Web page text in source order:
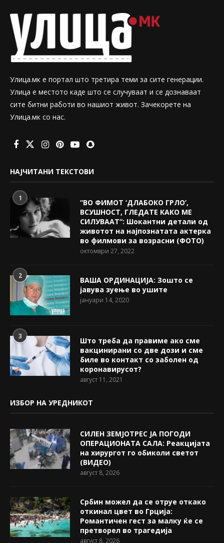
Улица.мк е портал што третира теми за сите генерации.
Улица е местото каде што се случуваат и се дознаваат
сите битни работи во нашиот живот. Зачекорете на
Улица.мк со нас.
НАЈЧИТАНИ ТЕКСТОВИ
1
“ВО ФИМОТ ‘ДЛАБОКО ГРЛО’,
ВСУШНОСТ, ГЛЕДАТЕ КАКО МЕ
СИЛУВААТ“: Шокантни детали од
животот на најпознатата актерка
во филмови за возрасни (ФОТО)
октомври 27, 2022
2
ВАША ОРДИНАЦИЈА: Зошто се
јавува зуење во ушите
јануари 14, 2020
3
Што треба да правиме ако сме
вакцинирани со две дози и сме
биле во контакт со заболен од
коронавирусот?
август 11, 2021
ИЗБОР НА УРЕДНИКОТ
СИЛЕН ЗЕМЈОТРЕС ЈА ПОГОДИ
ОПЕРАЦИОНАТА САЛА: Реакцијата
на хирургот го обиколи светот
(ВИДЕО)
август 8, 2026
Србин можел да се отруе откако
откинал цвет во Грција:
Романтичен гест за малку ќе се
претворел во трагедија
август 8, 2026